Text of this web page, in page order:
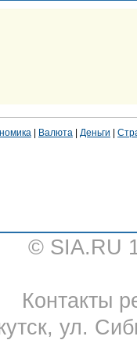
Валюта Деньги
© SIA.RU
Контакты
ул.